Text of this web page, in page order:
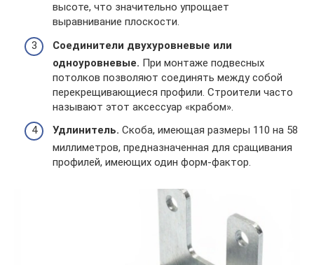
высоте, что значительно упрощает
выравнивание плоскости.
Соединители двухуровневые или
одноуровневые. При монтаже подвесных
потолков позволяют соединять между собой
перекрещивающиеся профили. Строители часто
называют этот аксессуар «крабом».
Удлинитель. Скоба, имеющая размеры 110 на 58
миллиметров, предназначенная для сращивания
профилей, имеющих один форм-фактор.